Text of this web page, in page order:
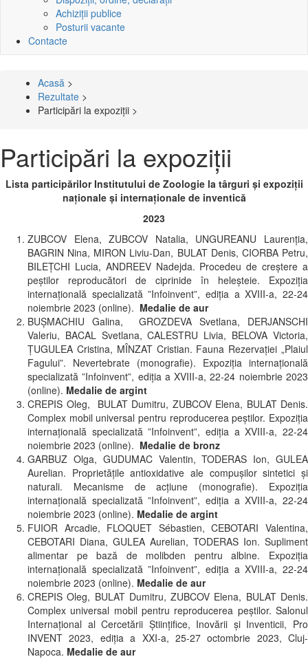
Achiziții publice
Posturii vacante
Contacte
Breadcrumb
Acasă >
Rezultate >
Participări la expoziții >
Participări la expoziții
Lista participărilor Institutului de Zoologie la târguri şi expoziţii
naţionale şi internaţionale de inventică
2023
ZUBCOV Elena, ZUBCOV Natalia, UNGUREANU Laurenţia,
BAGRIN Nina, MIRON Liviu-Dan, BULAT Denis, CIORBA Petru,
BILEŢCHI Lucia, ANDREEV Nadejda. Procedeu de creştere a
peştilor reproducători de ciprinide în heleşteie. Expoziția
internațională specializată ”Infoinvent”, ediția a XVIII-a, 22-24
noiembrie 2023 (online). Medalie de aur
BUȘMACHIU Galina, GROZDEVA Svetlana, DERJANSCHI
Valeriu, BACAL Svetlana, CALESTRU Livia, BELOVA Victoria,
ȚUGULEA Cristina, MÎNZAT Cristian. Fauna Rezervației „Plaiul
Fagului”. Nevertebrate (monografie). Expoziția internațională
specializată ”Infoinvent”, ediția a XVIII-a, 22-24 noiembrie 2023
(online). Medalie de argint
CREPIS Oleg, BULAT Dumitru, ZUBCOV Elena, BULAT Denis.
Complex mobil universal pentru reproducerea peştilor. Expoziția
internațională specializată ”Infoinvent”, ediția a XVIII-a, 22-24
noiembrie 2023 (online). Medalie de bronz
GARBUZ Olga, GUDUMAC Valentin, TODERAS Ion, GULEA
Aurelian. Proprietățile antioxidative ale compușilor sintetici și
naturali. Mecanisme de acțiune (monografie). Expoziția
internațională specializată ”Infoinvent”, ediția a XVIII-a, 22-24
noiembrie 2023 (online). Medalie de argint
FUIOR Arcadie, FLOQUET Sébastien, CEBOTARI Valentina,
CEBOTARI Diana, GULEA Aurelian, TODERAS Ion. Supliment
alimentar pe bază de molibden pentru albine. Expoziția
internațională specializată ”Infoinvent”, ediția a XVIII-a, 22-24
noiembrie 2023 (online). Medalie de aur
CREPIS Oleg, BULAT Dumitru, ZUBCOV Elena, BULAT Denis.
Complex universal mobil pentru reproducerea peștilor. Salonul
Internațional al Cercetării Științifice, Inovării și Inventicii, Pro
INVENT 2023, ediția a XXI-a, 25-27 octombrie 2023, Cluj-
Napoca. Medalie de aur